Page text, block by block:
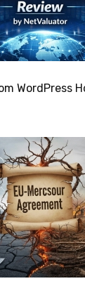
WordPress